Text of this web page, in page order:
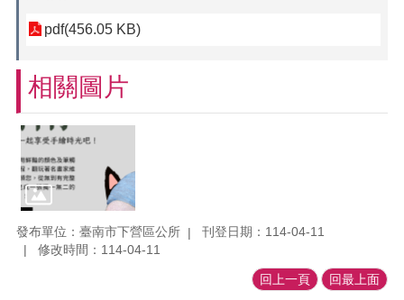
pdf(456.05 KB)
相關圖片
發布單位：臺南市下營區公所
刊登日期：114-04-11
修改時間：114-04-11
回上一頁 回最上面